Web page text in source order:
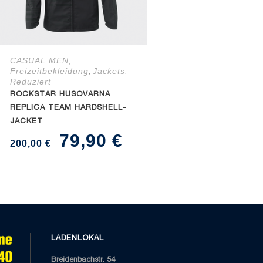
CASUAL MEN,
Freizeitbekleidung, Jackets,
Reduziert
ROCKSTAR HUSQVARNA
REPLICA TEAM HARDSHELL-
JACKET
200,00€
Ursprünglicher
79,90 €
LADENLOKAL
Breidenbachstr. 54